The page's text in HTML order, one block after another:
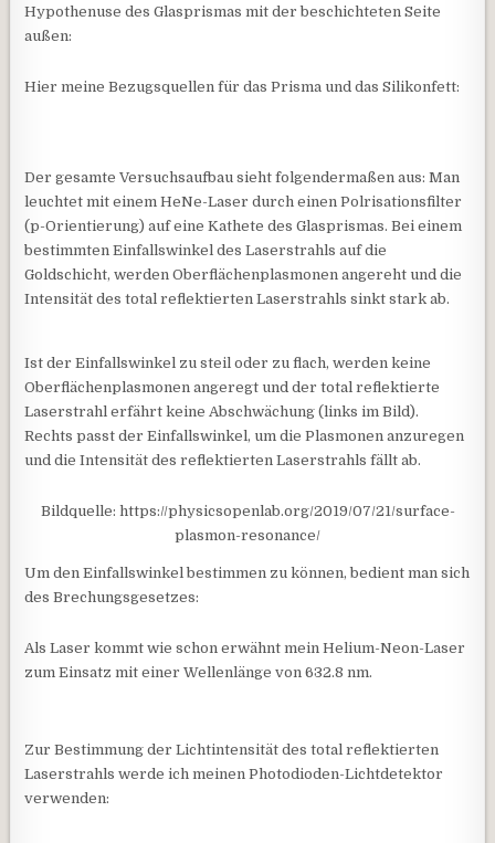
Hypothenuse des Glasprismas mit der beschichteten Seite
außen:
Hier meine Bezugsquellen für das Prisma und das Silikonfett:
Der gesamte Versuchsaufbau sieht folgendermaßen aus: Man
leuchtet mit einem HeNe-Laser durch einen Polrisationsfilter
(p-Orientierung) auf eine Kathete des Glasprismas. Bei einem
bestimmten Einfallswinkel des Laserstrahls auf die
Goldschicht, werden Oberflächenplasmonen angereht und die
Intensität des total reflektierten Laserstrahls sinkt stark ab.
Ist der Einfallswinkel zu steil oder zu flach, werden keine
Oberflächenplasmonen angeregt und der total reflektierte
Laserstrahl erfährt keine Abschwächung (links im Bild).
Rechts passt der Einfallswinkel, um die Plasmonen anzuregen
und die Intensität des reflektierten Laserstrahls fällt ab.
Bildquelle: https://physicsopenlab.org/2019/07/21/surface-
plasmon-resonance/
Um den Einfallswinkel bestimmen zu können, bedient man sich
des Brechungsgesetzes:
Als Laser kommt wie schon erwähnt mein Helium-Neon-Laser
zum Einsatz mit einer Wellenlänge von 632.8 nm.
Zur Bestimmung der Lichtintensität des total reflektierten
Laserstrahls werde ich meinen Photodioden-Lichtdetektor
verwenden: